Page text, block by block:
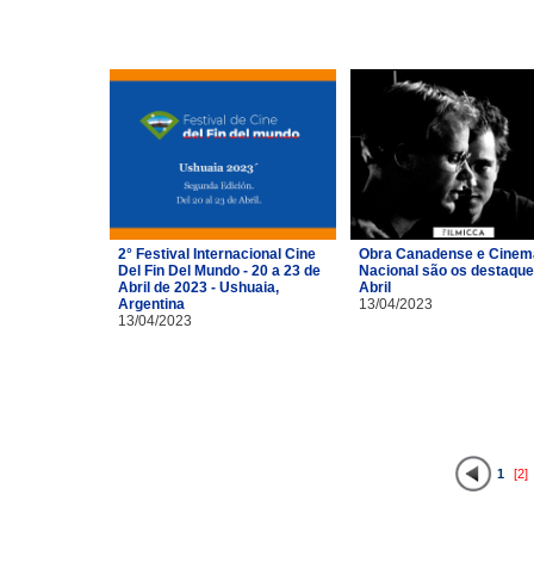
2° Festival Internacional Cine
Del Fin Del Mundo - 20 a 23 de
Abril de 2023 - Ushuaia,
Argentina
13/04/2023
Obra Canadense e
Nacional são os
Abril
13/04/2023
1 [2]